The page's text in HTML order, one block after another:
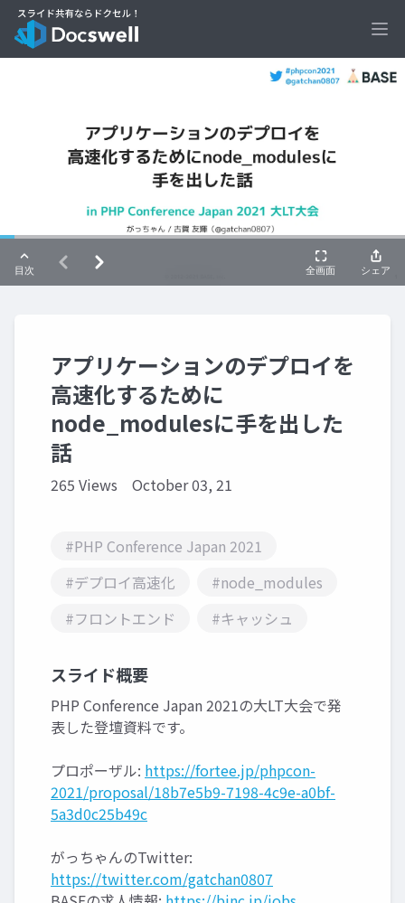
アプリケーションのデプロイを
高速化するために
node_modulesに手を出した
話
265 Views October 03, 21
#PHP Conference Japan 2021
#デプロイ高速化
#node_modules
#フロントエンド
#キャッシュ
スライド概要
PHP Conference Japan 2021の大LT大会で発
表した登壇資料です。
プロポーザル: https://fortee.jp/phpcon-
2021/proposal/18b7e5b9-7198-4c9e-a0bf-
5a3d0c25b49c
がっちゃんのTwitter:
https://twitter.com/gatchan0807